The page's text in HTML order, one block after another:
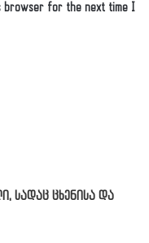
browser for the next time I
სადაც ცხენისა და